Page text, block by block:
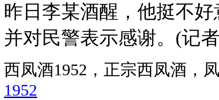
昨日李某酒醒，他挺不
并对民警表示感谢。(记
西凤酒1952，正宗西凤酒
1952